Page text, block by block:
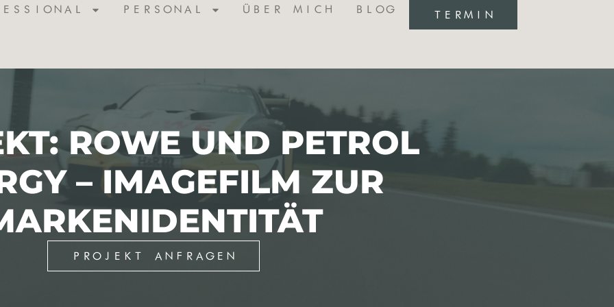
PERSONAL ÜBER MICH BLOG TERMIN
ROWE UND PETROL
– IMAGEFILM ZUR
PROJEKT ANFRAGEN